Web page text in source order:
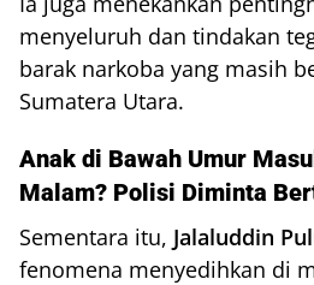
menyeluruh dan tindakan
barak narkoba yang masih
Sumatera Utara.
Anak di Bawah Umur
Malam? Polisi Diminta
Sementara itu, Jalaluddin
fenomena menyedihkan di